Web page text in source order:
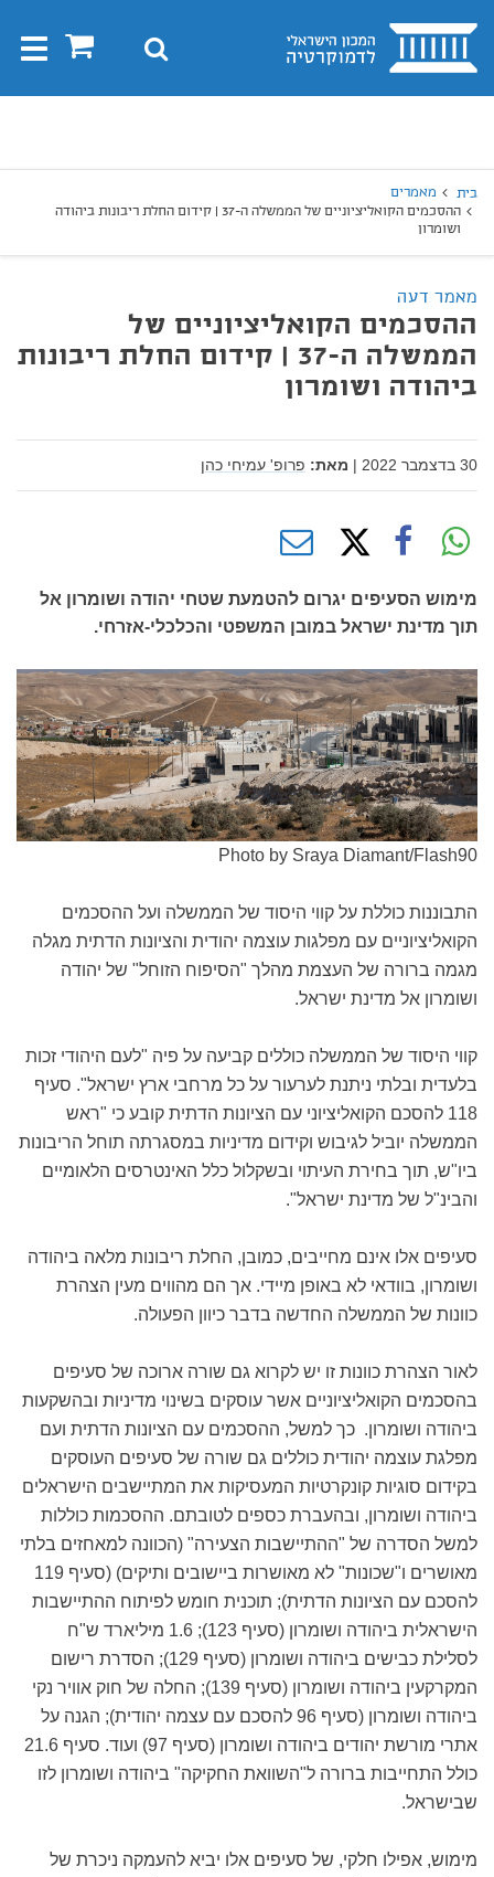
בית 0 חיפוש
בית
מאמרים
ההסכמים הקואליציוניים של הממשלה ה-37 | קידום החלת ריבונות ביהודה
ושומרון
מאמר דעה
ההסכמים הקואליציוניים של
הממשלה ה-37 | קידום החלת ריבונות
ביהודה ושומרון
30 בדצמבר 2022 | מאת: פרופ' עמיחי כהן
מימוש הסעיפים יגרום להטמעת שטחי יהודה ושומרון אל
תוך מדינת ישראל במובן המשפטי והכלכלי-אזרחי.
Photo by Sraya Diamant/Flash90
התבוננות כוללת על קווי היסוד של הממשלה ועל ההסכמים
הקואליציוניים עם מפלגות עוצמה יהודית והציונות הדתית מגלה
מגמה ברורה של העצמת מהלך "הסיפוח הזוחל" של יהודה
ושומרון אל מדינת ישראל.
קווי היסוד של הממשלה כוללים קביעה על פיה "לעם היהודי זכות
בלעדית ובלתי ניתנת לערעור על כל מרחבי ארץ ישראל". סעיף
118 להסכם הקואליציוני עם הציונות הדתית קובע כי "ראש
הממשלה יוביל לגיבוש וקידום מדיניות במסגרתה תוחל הריבונות
ביו"ש, תוך בחירת העיתוי ובשקלול כלל האינטרסים הלאומיים
והבינ"ל של מדינת ישראל".
סעיפים אלו אינם מחייבים, כמובן, החלת ריבונות מלאה ביהודה
ושומרון, בוודאי לא באופן מיידי. אך הם מהווים מעין הצהרת
כוונות של הממשלה החדשה בדבר כיוון הפעולה.
לאור הצהרת כוונות זו יש לקרוא גם שורה ארוכה של סעיפים
בהסכמים הקואליציוניים אשר עוסקים בשינוי מדיניות ובהשקעות
ביהודה ושומרון. כך למשל, ההסכמים עם הציונות הדתית ועם
מפלגת עוצמה יהודית כוללים גם שורה של סעיפים העוסקים
בקידום סוגיות קונקרטיות המעסיקות את המתיישבים הישראלים
ביהודה ושומרון, ובהעברת כספים לטובתם. ההסכמות כוללות
למשל הסדרה של "ההתיישבות הצעירה" (הכוונה למאחזים בלתי
מאושרים ו"שכונות" לא מאושרות ביישובים ותיקים) (סעיף 119
להסכם עם הציונות הדתית); תוכנית חומש לפיתוח ההתיישבות
הישראלית ביהודה ושומרון (סעיף 123); 1.6 מיליארד ש"ח
לסלילת כבישים ביהודה ושומרון (סעיף 129); הסדרת רישום
המקרקעין ביהודה ושומרון (סעיף 139); החלה של חוק אוויר נקי
ביהודה ושומרון (סעיף 96 להסכם עם עצמה יהודית); הגנה על
אתרי מורשת יהודים ביהודה ושומרון (סעיף 97) ועוד. סעיף 21.6
כולל התחייבות ברורה ל"השוואת החקיקה" ביהודה ושומרון לזו
שבישראל.
מימוש, אפילו חלקי, של סעיפים אלו יביא להעמקה ניכרת של